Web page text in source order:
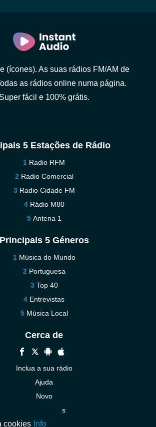
(ícones). As suas rádios FM/AM de
as rádios online numa página.
Super fácil e 100% grátis.
5 Estações de Rádio
Radio RFM
Radio Comercial
Radio Cidade FM
Rádio M80
Antena 1
Principais 5 Géneros
Música do Mundo
Portuguesa
Top 40
Entrevistas
Música Local
Cerca de
Inclua a sua rádio
Ajuda
Novo
Contacte-nos
cookies Info